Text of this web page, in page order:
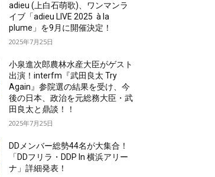
adieu (上白石萌歌)、ワンマンラ
イブ「adieu LIVE 2025 à la
plume」を9月に開催決定！
2025年7月25日
小泉進次郎農林水産大臣がゲスト
出演！interfm『武田良太 Try
Again』参院選の結果を受け、今
後の日本、政治を元総務大臣・武
田良太と鼎談！！
2025年7月25日
DDメンバー総勢44名が大集合！
「DDフリラ・DDP In 横浜アリー
ナ」詳細発表！